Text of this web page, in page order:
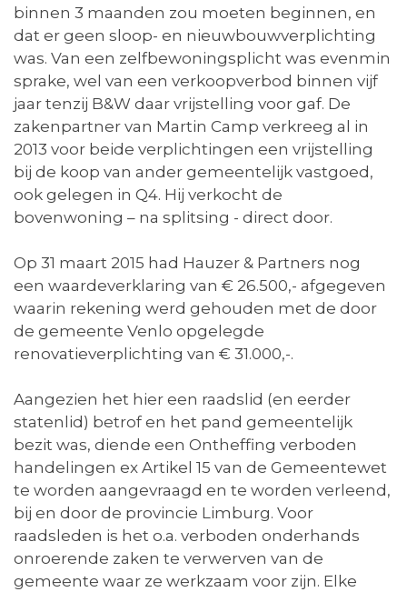
binnen 3 maanden zou moeten beginnen, en
dat er geen sloop- en nieuwbouwverplichting
was. Van een zelfbewoningsplicht was evenmin
sprake, wel van een verkoopverbod binnen vijf
jaar tenzij B&W daar vrijstelling voor gaf. De
zakenpartner van Martin Camp verkreeg al in
2013 voor beide verplichtingen een vrijstelling
bij de koop van ander gemeentelijk vastgoed,
ook gelegen in Q4. Hij verkocht de
bovenwoning – na splitsing - direct door.
Op 31 maart 2015 had Hauzer & Partners nog
een waardeverklaring van € 26.500,- afgegeven
waarin rekening werd gehouden met de door
de gemeente Venlo opgelegde
renovatieverplichting van € 31.000,-.
Aangezien het hier een raadslid (en eerder
statenlid) betrof en het pand gemeentelijk
bezit was, diende een Ontheffing verboden
handelingen ex Artikel 15 van de Gemeentewet
te worden aangevraagd en te worden verleend,
bij en door de provincie Limburg. Voor
raadsleden is het o.a. verboden onderhands
onroerende zaken te verwerven van de
gemeente waar ze werkzaam voor zijn. Elke